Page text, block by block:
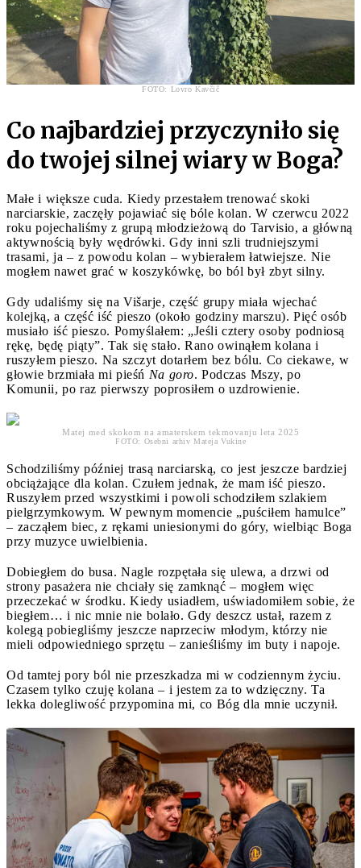
FOTO: Lovro Kavčič
Co najbardziej przyczyniło się
do twojej silnej wiary w Boga?
Małe i większe cuda. Kiedy przestałem trenować skoki
narciarskie, zaczęły pojawiać się bóle kolan. W czerwcu 2022
roku pojechaliśmy z grupą młodzieżową do Tarvisio, a główną
aktywnością były wędrówki. Gdy inni szli trudniejszymi
trasami, ja – z powodu kolan – wybierałem łatwiejsze. Nie
mogłem nawet grać w koszykówkę, bo ból był zbyt silny.
Gdy udaliśmy się na Višarje, część grupy miała wjechać
kolejką, a część iść pieszo (około godziny marszu). Pięć osób
musiało iść pieszo. Pomyślałem: „Jeśli cztery osoby podniosą
rękę, będę piąty”. Tak się stało. Rano owinąłem kolana i
ruszyłem pieszo. Na szczyt dotarłem bez bólu. Co ciekawe, w
głowie brzmiała mi pieśń Na goro. Podczas Mszy, po
Komunii, po raz pierwszy poprosiłem o uzdrowienie.
Matej med skokom na amaterskem tekmovanju leta 2025
FOTO: Osebni arhiv Mateja Vukine
Schodziliśmy później trasą narciarską, co jest jeszcze bardziej
obciążające dla kolan. Czułem jednak, że mam iść pieszo.
Ruszyłem przed wszystkimi i powoli schodziłem szlakiem
pielgrzymkowym. W pewnym momencie „puściłem hamulce”
– zacząłem biec, z rękami uniesionymi do góry, wielbiąc Boga
przy muzyce uwielbienia.
Dobiegłem do busa. Nagle rozpętała się ulewa, a drzwi od
strony pasażera nie chciały się zamknąć – mogłem więc
przeczekać w środku. Kiedy usiadłem, uświadomiłem sobie, że
biegłem… i nic mnie nie bolało. Gdy deszcz ustał, razem z
kolegą pobiegliśmy jeszcze naprzeciw młodym, którzy nie
mieli odpowiedniego sprzętu – zanieśliśmy im buty i napoje.
Od tamtej pory ból nie przeszkadza mi w codziennym życiu.
Czasem tylko czuję kolana – i jestem za to wdzięczny. Ta
lekka dolegliwość przypomina mi, co Bóg dla mnie uczynił.